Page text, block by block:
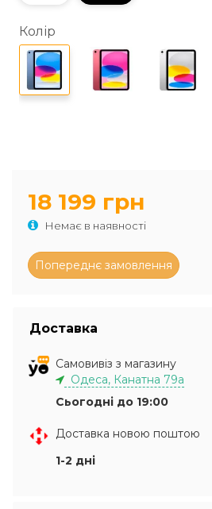
Колір
18 199 грн
Немає в наявності
Доставка
Самовивіз з магазину
Одеса, Канатна 79а
Сьогодні до 19:00
Доставка новою поштою
1-2 дні